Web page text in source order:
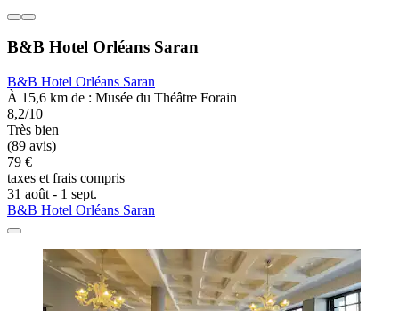
B&B Hotel Orléans Saran
B&B Hotel Orléans Saran
À 15,6 km de : Musée du Théâtre Forain
8,2/10
Très bien
(89 avis)
79 €
taxes et frais compris
31 août - 1 sept.
B&B Hotel Orléans Saran